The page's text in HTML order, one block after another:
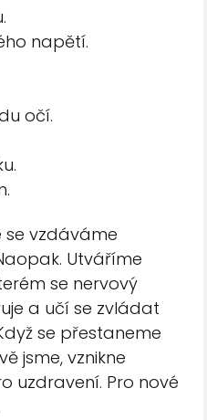
napětí.
očí.
se vzdáváme
Utváříme
se nervový
a učí se zvládat
se přestaneme
jsme, vznikne
uzdravení. Pro nové